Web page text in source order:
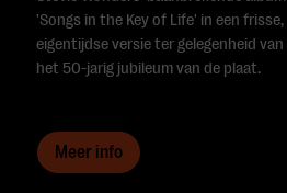
'Songs in the Key of Life' in een frisse,
eigentijdse versie ter gelegenheid van
het 50-jarig jubileum van de plaat.
Meer info